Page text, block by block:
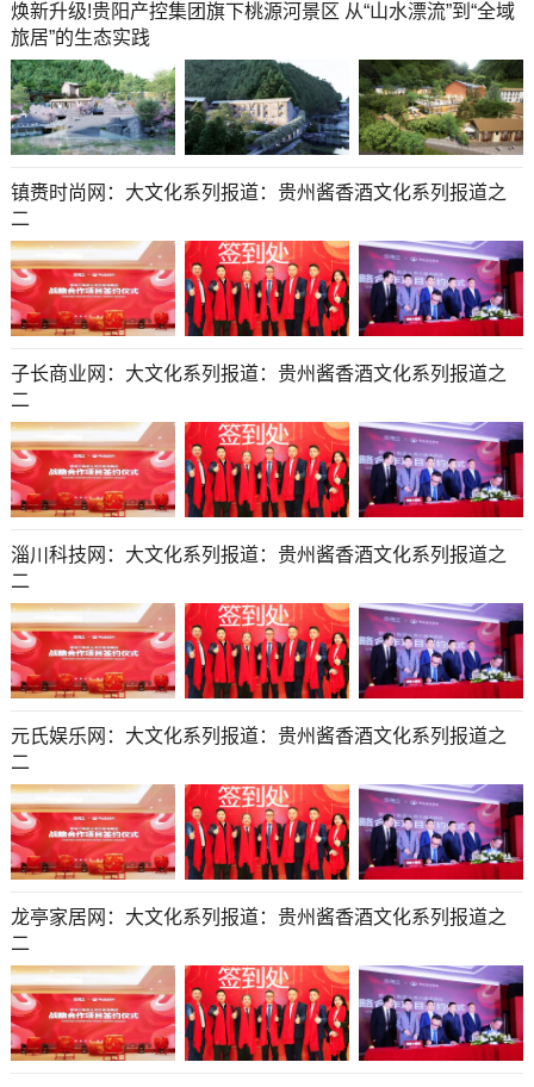
焕新升级!贵阳产控集团旗下桃源河景区 从“山水漂流”到“全域
旅居”的生态实践
镇赉时尚网：大文化系列报道：贵州酱香酒文化系列报道之
二
子长商业网：大文化系列报道：贵州酱香酒文化系列报道之
二
淄川科技网：大文化系列报道：贵州酱香酒文化系列报道之
二
元氏娱乐网：大文化系列报道：贵州酱香酒文化系列报道之
二
龙亭家居网：大文化系列报道：贵州酱香酒文化系列报道之
二